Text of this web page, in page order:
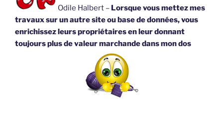
Odile Halbert – Lorsque vous mettez mes
travaux sur un autre site ou base de données, vous
enrichissez leurs propriétaires en leur donnant
toujours plus de valeur marchande dans mon dos